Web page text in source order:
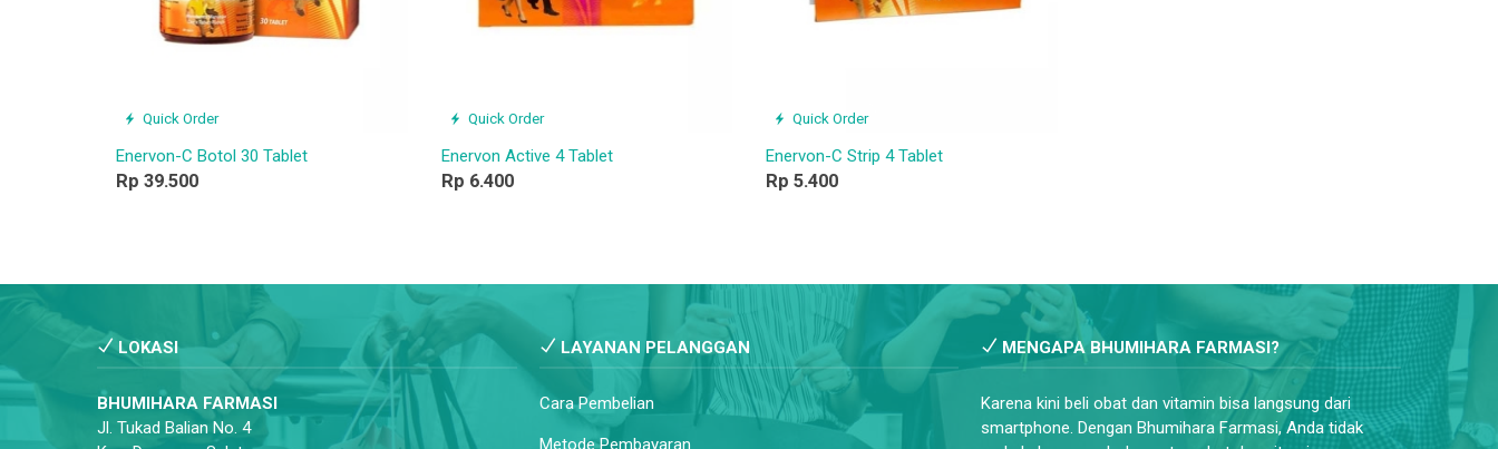
Quick Order
Enervon-C Botol 30 Tablet
Rp 39.500
Quick Order
Enervon Active 4 Tablet
Rp 6.400
Quick Order
Enervon-C Strip 4 Tablet
Rp 5.400
LOKASI
BHUMIHARA FARMASI
Jl. Tukad Balian No. 4
LAYANAN PELANGGAN
Cara Pembelian
Metode Pembayaran
MENGAPA BHUMIHARA FARMASI?
Karena kini beli obat dan vitamin bisa langsung dari
smartphone. Dengan Bhumihara Farmasi, Anda tidak